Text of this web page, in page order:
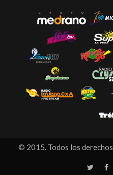
© 2015. Todos los
F